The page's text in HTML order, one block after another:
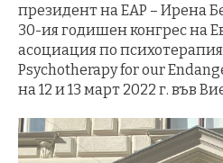
президент на EAP – Ирена
30-ия годишен конгрес на
асоциация по психотерапия
Psychotherapy for our
на 12 и 13 март 2022 г. във